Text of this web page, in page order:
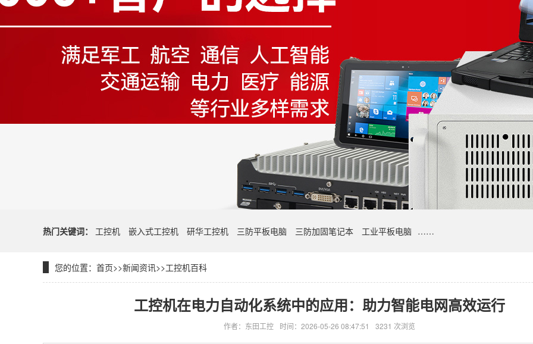
热门关键词： 工控机 嵌入式工控机 研华工控机 三防平板电脑 三防加固笔记本 工业平板电脑 ……
您的位置： 首页>>新闻资讯>>工控机百科
工控机在电力自动化系统中的应用：助力智能电网高效运行
作者：东田工控 时间：2026-05-26 08:47:51 3231 次浏览